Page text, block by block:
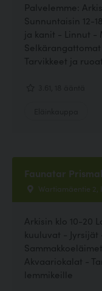
Palvelemme:
Sunnuntaisin 12-
ja kanit - Linnut
Tarvikkeet ja ruoat
Faunatar
Wartiamäentie 2,
Arkisin klo 10-20
kuuluvat -
Akvaariokalat -
lemmikeille